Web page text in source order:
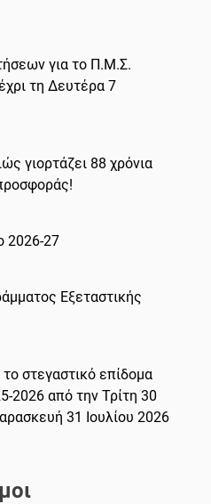
για το Π.Μ.Σ.
τη Δευτέρα 7
γιορτάζει 88 χρόνια
2026-27
Εξεταστικής
στεγαστικό επίδομα
2026 από την Τρίτη 30
31 Ιουλίου 2026